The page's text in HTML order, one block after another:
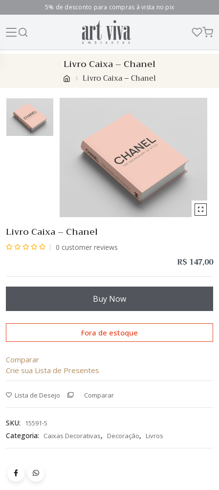
5% de desconto para compras à vista no pix
Livro Caixa – Chanel
Livro Caixa – Chanel
Livro Caixa – Chanel
0 customer reviews
R$ 147,00
Buy Now
Fora de estoque
Comparar
Crie sua Lista de Presentes
Lista de Desejo Comparar
SKU: 15591-5
Categoria: Caixas Decorativas, Decoração, Livros